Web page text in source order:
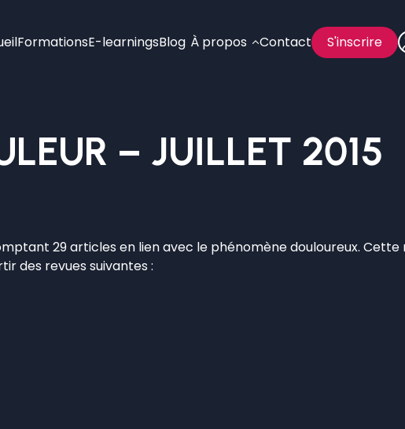
FormationsE-learningsBlog À propos Contact S'inscrire
– JUILLET 2015
29 articles en lien avec le phénomène douloureux.
des revues suivantes :